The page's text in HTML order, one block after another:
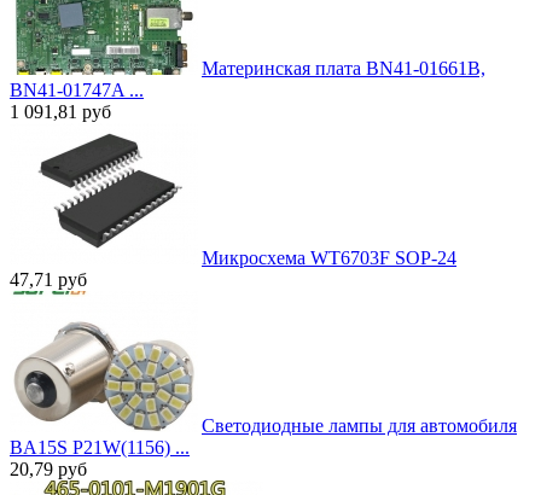
Материнская плата BN41-01661B,
BN41-01747A ...
1 091,81 руб
Микросхема WT6703F SOP-24
47,71 руб
Светодиодные лампы для автомобиля
BA15S P21W(1156) ...
20,79 руб